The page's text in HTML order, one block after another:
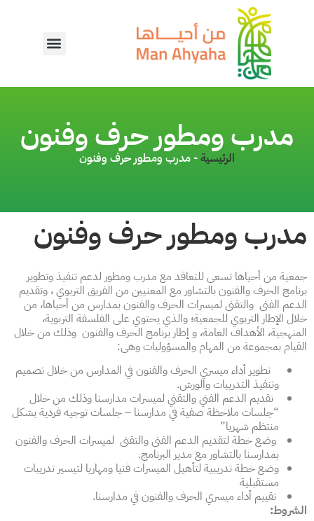
مدرب ومطور حرف وفنون
الرئيسية- مدرب ومطور حرف وفنون
مدرب ومطور حرف وفنون
جمعية من أحياها تسعى للتعاقد مع مدرب ومطور لدعم تنفيذ وتطوير
برنامج الحرف والفنون بالتشاور مع المعنيين من الفريق التربوي ، وتقديم
الدعم الفنى والتقنى لميسرات الحرف والفنون بمدارس من أحياها، من
خلال الإطار التربوي للجمعية؛ والذي يحتوي على الفلسفة التربوية،
المنهجية، الأهداف العامة، و إطار برنامج الحرف والفنون وذلك من خلال
القيام بمجموعة من المهام والمسؤوليات وهى:
تطوير أداء ميسري الحرف والفنون في المدارس من خلال تصميم
وتنفيذ التدريبات والورش.
تقديم الدعم الفني والتقني لميسرات مدارسنا وذلك من خلال
“جلسات ملاحظة صفية في مدارسنا – جلسات توجيه فردية بشكل
منتظم شهريا”
وضع خطة لتقديم الدعم الفنى والتقنى لميسرات الحرف والفنون
بمدارسنا بالتشاور مع مدير البرنامج.
وضع خطة تدريبية لتأهيل الميسرات فنيا ومهاريا لتيسير تدريبات
مستقبلية
تقييم أداء ميسري الحرف والفنون في مدارسنا.
الشروط: